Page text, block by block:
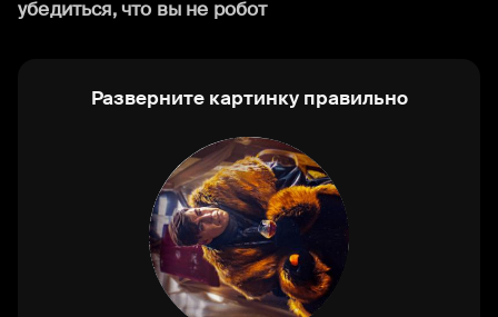
убедиться, что вы не робот
Разверните картинку правильно